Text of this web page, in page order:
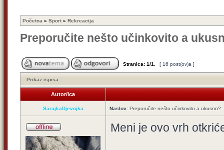
Početna » Sport » Rekreacija
Preporučite nešto učinkovito a
Stranica: 1/1 [ 16 post(ov)a ]
Prikaz ispisa
Autor/ica
SarajkaDjevojka Naslov: Preporučite nešto učinkovito a ukusno?
Meni je ovo vrh